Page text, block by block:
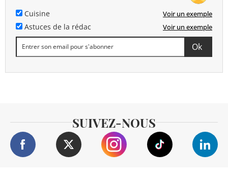
Cuisine Voir un exemple
Astuces de la rédac Voir un exemple
SUIVEZ-NOUS